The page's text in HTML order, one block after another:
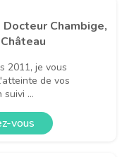
Docteur Chambige,
2011, je vous
de vos
...
vous